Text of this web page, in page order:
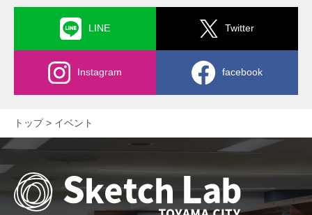
LINE Twitter
Instagram facebook
トップ イベント